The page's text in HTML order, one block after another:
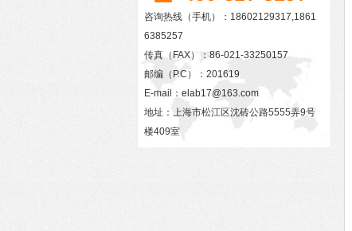
咨询热线（手机）：18602129317,1861
6385257
传真（FAX）：86-021-33250157
邮编（P.C）：201619
E-mail： elab17@163.com
地址：上海市松江区沈砖公路5555弄9号
楼409室